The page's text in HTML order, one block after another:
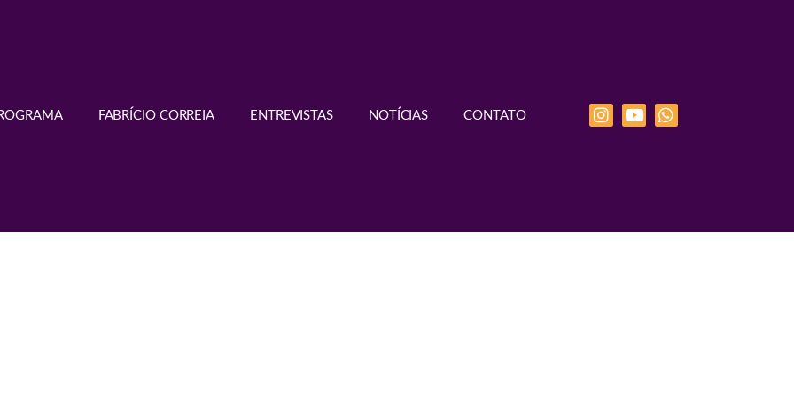
FABRÍCIO CORREIA ENTREVISTAS NOTÍCIAS CONTATO